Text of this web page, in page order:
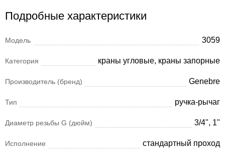
Подробные характеристики
Модель 3059
Категория краны угловые, краны запорные
Производитель (бренд) Genebre
Тип ручка-рычаг
Диаметр резьбы G (дюйм) 3/4", 1"
Исполнение стандартный проход